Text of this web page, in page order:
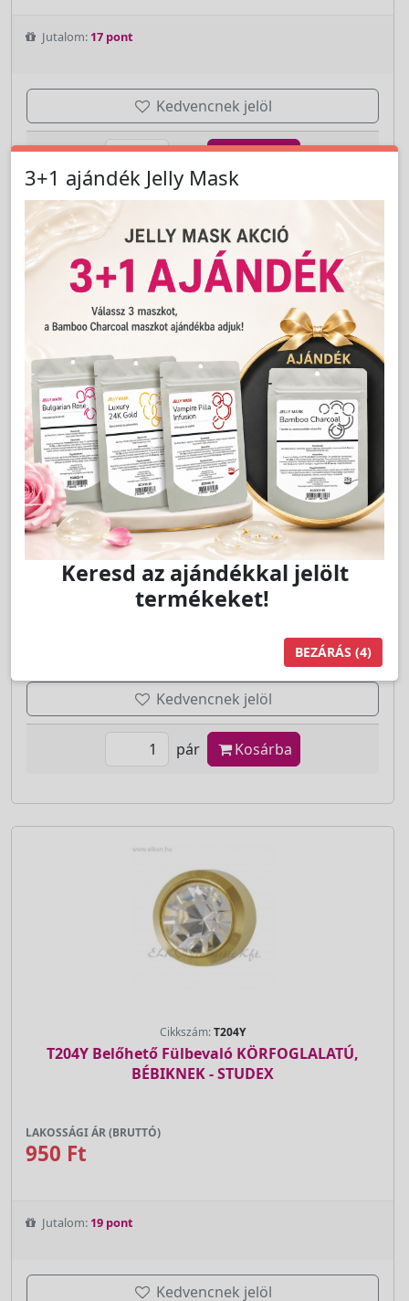
Jutalom: 17 pont
Kedvencnek jelöl
pár Kosárba
Cikkszám:T204W
T204W Belőhető Fülbevaló KÖRFOGLALATÚ,
BÉBIKNEK - STUDEX
LAKOSSÁGI ÁR (BRUTTÓ)
930 Ft
Kedvencnek jelöl
pár Kosárba
Cikkszám:T204Y
T204Y Belőhető Fülbevaló KÖRFOGLALATÚ,
BÉBIKNEK - STUDEX
LAKOSSÁGI ÁR (BRUTTÓ)
950 Ft
Jutalom: 19 pont
Kedvencnek jelöl
3+1 ajándék Jelly Mask
Keresd az ajándékkal jelölt
termékeket!
BEZÁRÁS (4)